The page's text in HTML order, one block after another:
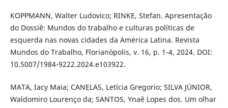
KOPPMANN, Walter Ludovico; RINKE, Stefan. Apresentação
do Dossiê: Mundos do trabalho e culturas políticas de
esquerda nas novas cidades da América Latina. Revista
Mundos do Trabalho, Florianópolis, v. 16, p. 1-4, 2024. DOI:
10.5007/1984-9222.2024.e103922.
MATA, Iacy Maia; CANELAS, Letícia Gregorio; SILVA JÚNIOR,
Waldomiro Lourenço da; SANTOS, Ynaê Lopes dos. Um olhar